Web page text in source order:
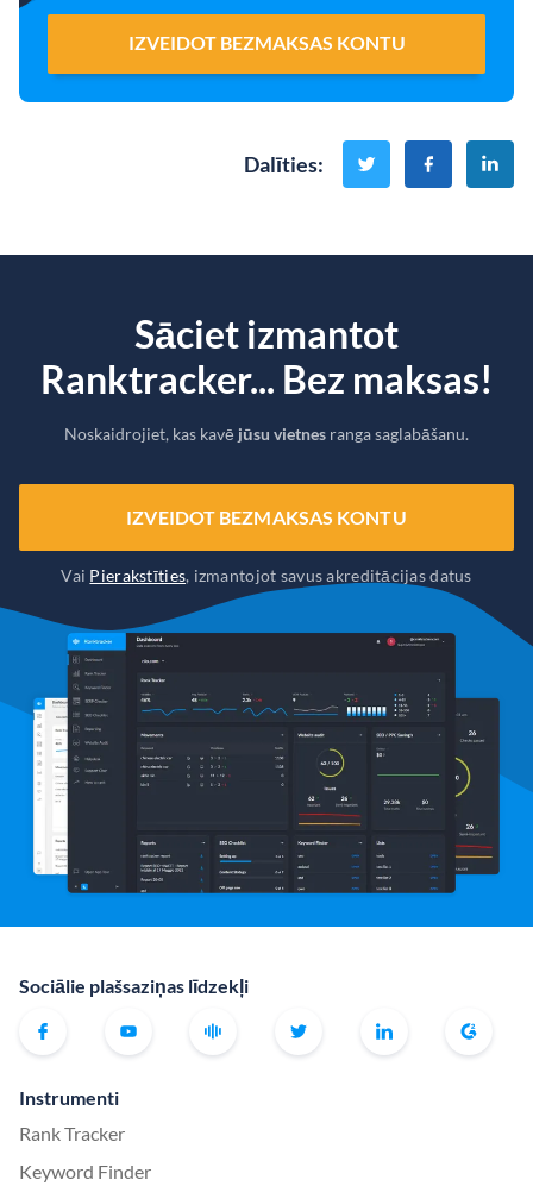
IZVEIDOT BEZMAKSAS KONTU
Dalīties:
Sāciet izmantot
Ranktracker... Bez maksas!
Noskaidrojiet, kas kavē jūsu vietnes ranga saglabāšanu.
IZVEIDOT BEZMAKSAS KONTU
Vai Pierakstīties, izmantojot savus akreditācijas datus
Sociālie plašsaziņas līdzekļi
Instrumenti
Rank Tracker
Keyword Finder